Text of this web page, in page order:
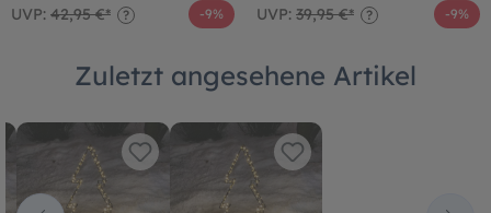
UVP: 42,95 €* ? -9% UVP: 39,95 €* ? -9%
Zuletzt angesehene Artikel